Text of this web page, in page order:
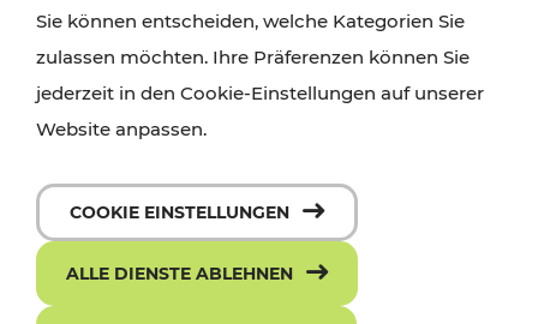
Sie können entscheiden, welche Kategorien Sie
zulassen möchten. Ihre Präferenzen können Sie
jederzeit in den Cookie-Einstellungen auf unserer
Website anpassen.
COOKIE EINSTELLUNGEN
ALLE DIENSTE ABLEHNEN